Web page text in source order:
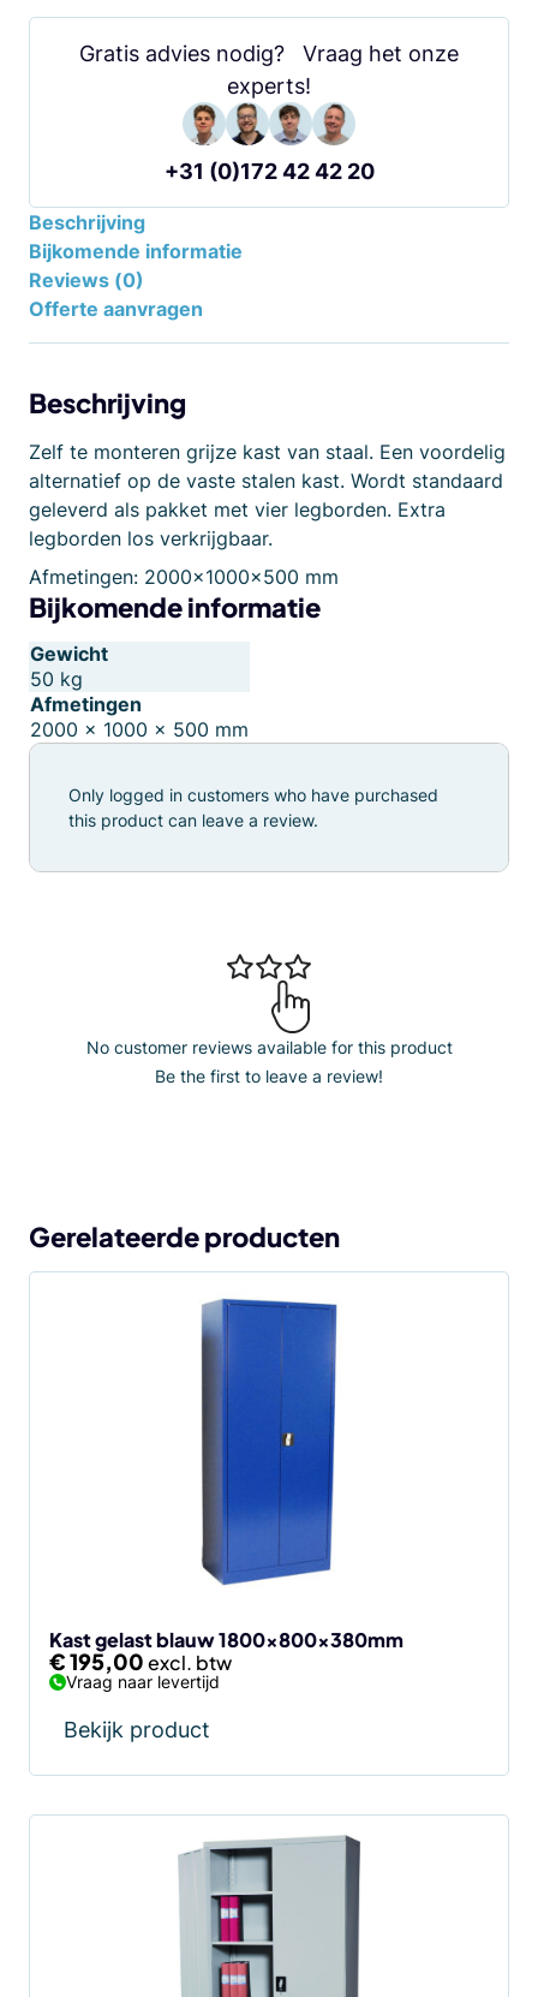
Gratis advies nodig? Vraag het onze
experts!
+31 (0)172 42 42 20
Beschrijving
Bijkomende informatie
Reviews (0)
Offerte aanvragen
Beschrijving
Zelf te monteren grijze kast van staal. Een voordelig
alternatief op de vaste stalen kast. Wordt standaard
geleverd als pakket met vier legborden. Extra
legborden los verkrijgbaar.
Afmetingen: 2000x1000x500 mm
Bijkomende informatie
Gewicht
50 kg
Afmetingen
2000 × 1000 × 500 mm
No customer reviews available for this product
Be the first to leave a review!
Only logged in customers who have purchased
this product can leave a review.
Gerelateerde producten
Kast gelast blauw 1800x800x380mm
€195,00
Vraag naar levertijd
Bekijk product